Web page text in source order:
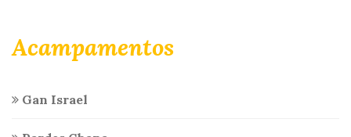
Acampamentos
Gan Israel